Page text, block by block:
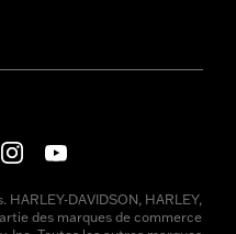
DAVIDSON, HARLEY,
des marques de commerce